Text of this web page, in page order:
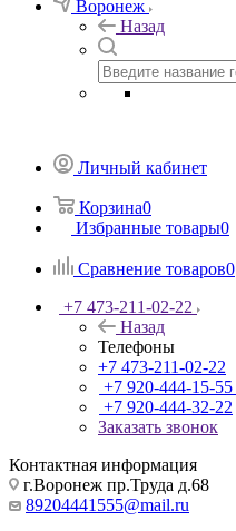
Воронеж
Назад
Личный кабинет
Корзина0
Избранные товары0
Сравнение товаров0
+7 473-211-02-22
Назад
Телефоны
+7 473-211-02-22
+7 920-444-15-55
+7 920-444-32-22
Заказать звонок
Контактная информация
г.Воронеж пр.Труда д.68
89204441555@mail.ru